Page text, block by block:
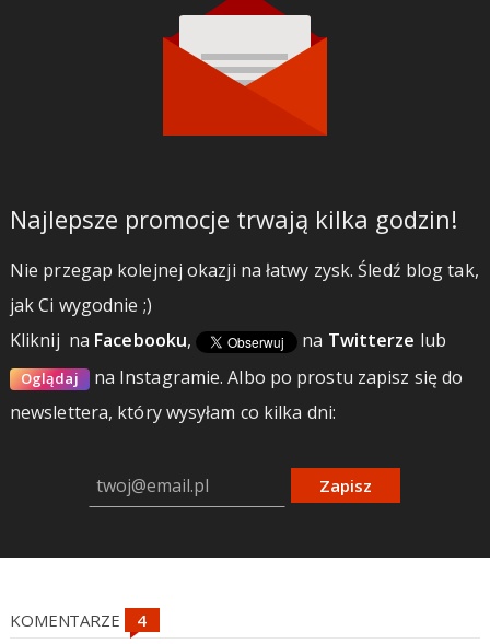
Najlepsze promocje trwają kilka godzin!
Nie przegap kolejnej okazji na łatwy zysk. Śledź blog tak,
jak Ci wygodnie ;)
Kliknij na Facebooku, na Twitterze lub
Oglądaj na Instagramie.Albo po prostu zapisz się do
newslettera, który wysyłam co kilka dni:
Zapisz
KOMENTARZE